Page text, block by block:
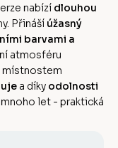
nabízí dlouhou
Přináší úžasný
barvami a
atmosféru
místnostem
a díky odolnosti
let - praktická